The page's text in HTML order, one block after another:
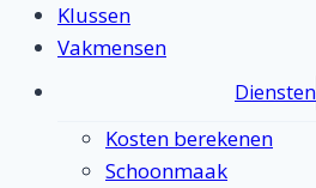
Klussen
Vakmensen
Diensten
Kosten berekenen
Schoonmaak